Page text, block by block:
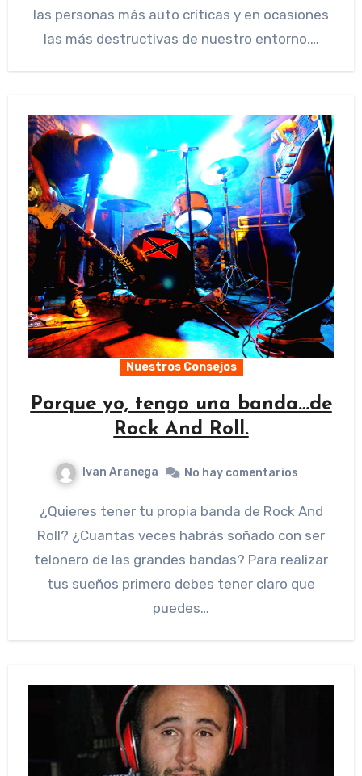
las personas más auto críticas y en ocasiones
las más destructivas de nuestro entorno,…
Nuestros Consejos
Porque yo, tengo una banda…de
Rock And Roll.
Ivan Aranega No hay comentarios
¿Quieres tener tu propia banda de Rock And
Roll? ¿Cuantas veces habrás soñado con ser
telonero de las grandes bandas? Para realizar
tus sueños primero debes tener claro que
puedes…